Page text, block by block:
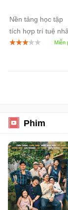
Nền tảng học tập
tích hợp trí tuệ
tạo (AI)
Phim